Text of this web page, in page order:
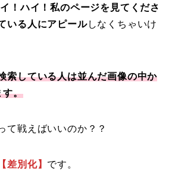
イ！ハイ！私のページを見てくださ
いる人にアピールしなくちゃいけ
索している人は並んだ画像の中か
す。
て戦えばいいのか？？
【差別化】 です。